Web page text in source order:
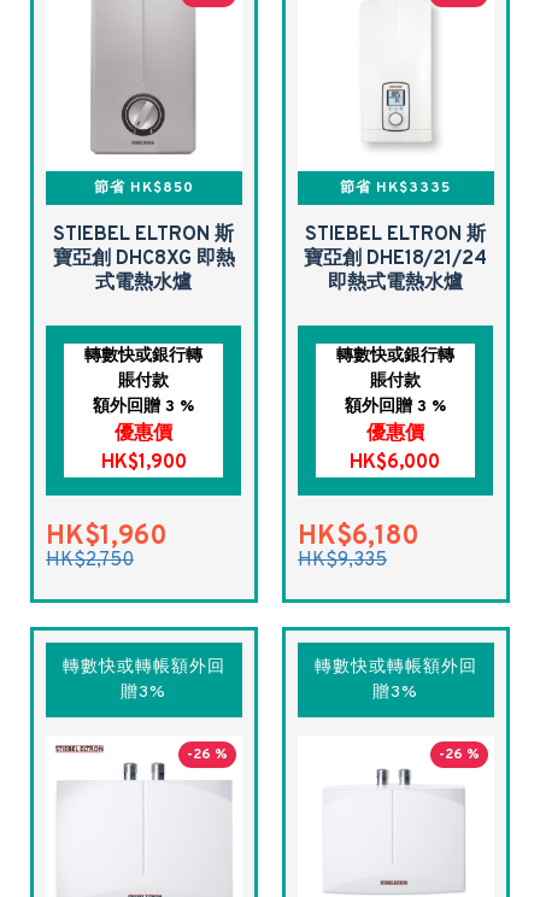
節省 HK$850
STIEBEL ELTRON 斯
寶亞創 DHC8XG 即熱
式電熱水爐
轉數快或銀行轉
賬付款
額外回贈 3 %
優惠價
HK$1,900
HK$1,960
HK$2,750
節省 HK$3335
STIEBEL ELTRON 斯
寶亞創 DHE18/21/24
即熱式電熱水爐
轉數快或銀行轉
賬付款
額外回贈 3 %
優惠價
HK$6,000
HK$6,180
HK$9,335
轉數快或轉帳額外回
贈3%
-26 %
轉數快或轉帳額外回
贈3%
-26 %